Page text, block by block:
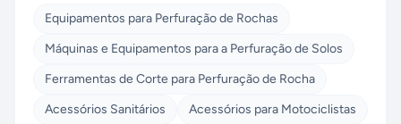
Equipamentos para Perfuração de Rochas
Máquinas e Equipamentos para a Perfuração de Solos
Ferramentas de Corte para Perfuração de Rocha
Acessórios Sanitários
Acessórios para Motociclistas